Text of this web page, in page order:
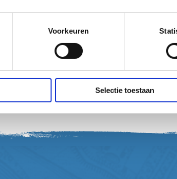
Voorkeuren
Selectie toestaan